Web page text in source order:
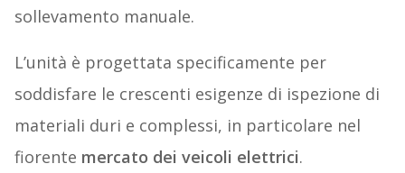
sollevamento manuale.
L’unità è progettata specificamente per
soddisfare le crescenti esigenze di ispezione di
materiali duri e complessi, in particolare nel
fiorente mercato dei veicoli elettrici.